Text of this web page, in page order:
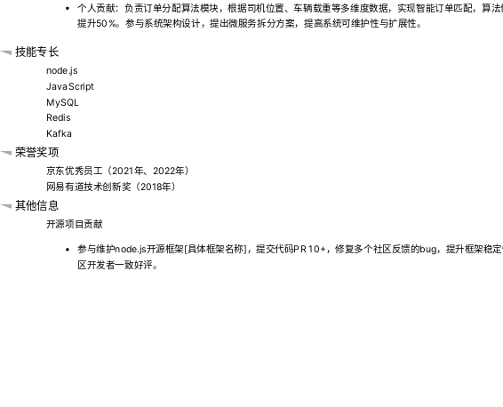
个人贡献：负责订单分配算法模块，根据司机位置、车辆载重等多维度数据，实现智能订单匹配，算
提升50%。参与系统架构设计，提出微服务拆分方案，提高系统可维护性与扩展性。
技能专长
node.js
JavaScript
MySQL
Redis
Kafka
荣誉奖项
京东优秀员工（2021年、2022年）
网易有道技术创新奖（2018年）
其他信息
开源项目贡献
参与维护node.js开源框架[具体框架名称]，提交代码PR 10+，修复多个社区反馈的bug，提升框架稳
区开发者一致好评。